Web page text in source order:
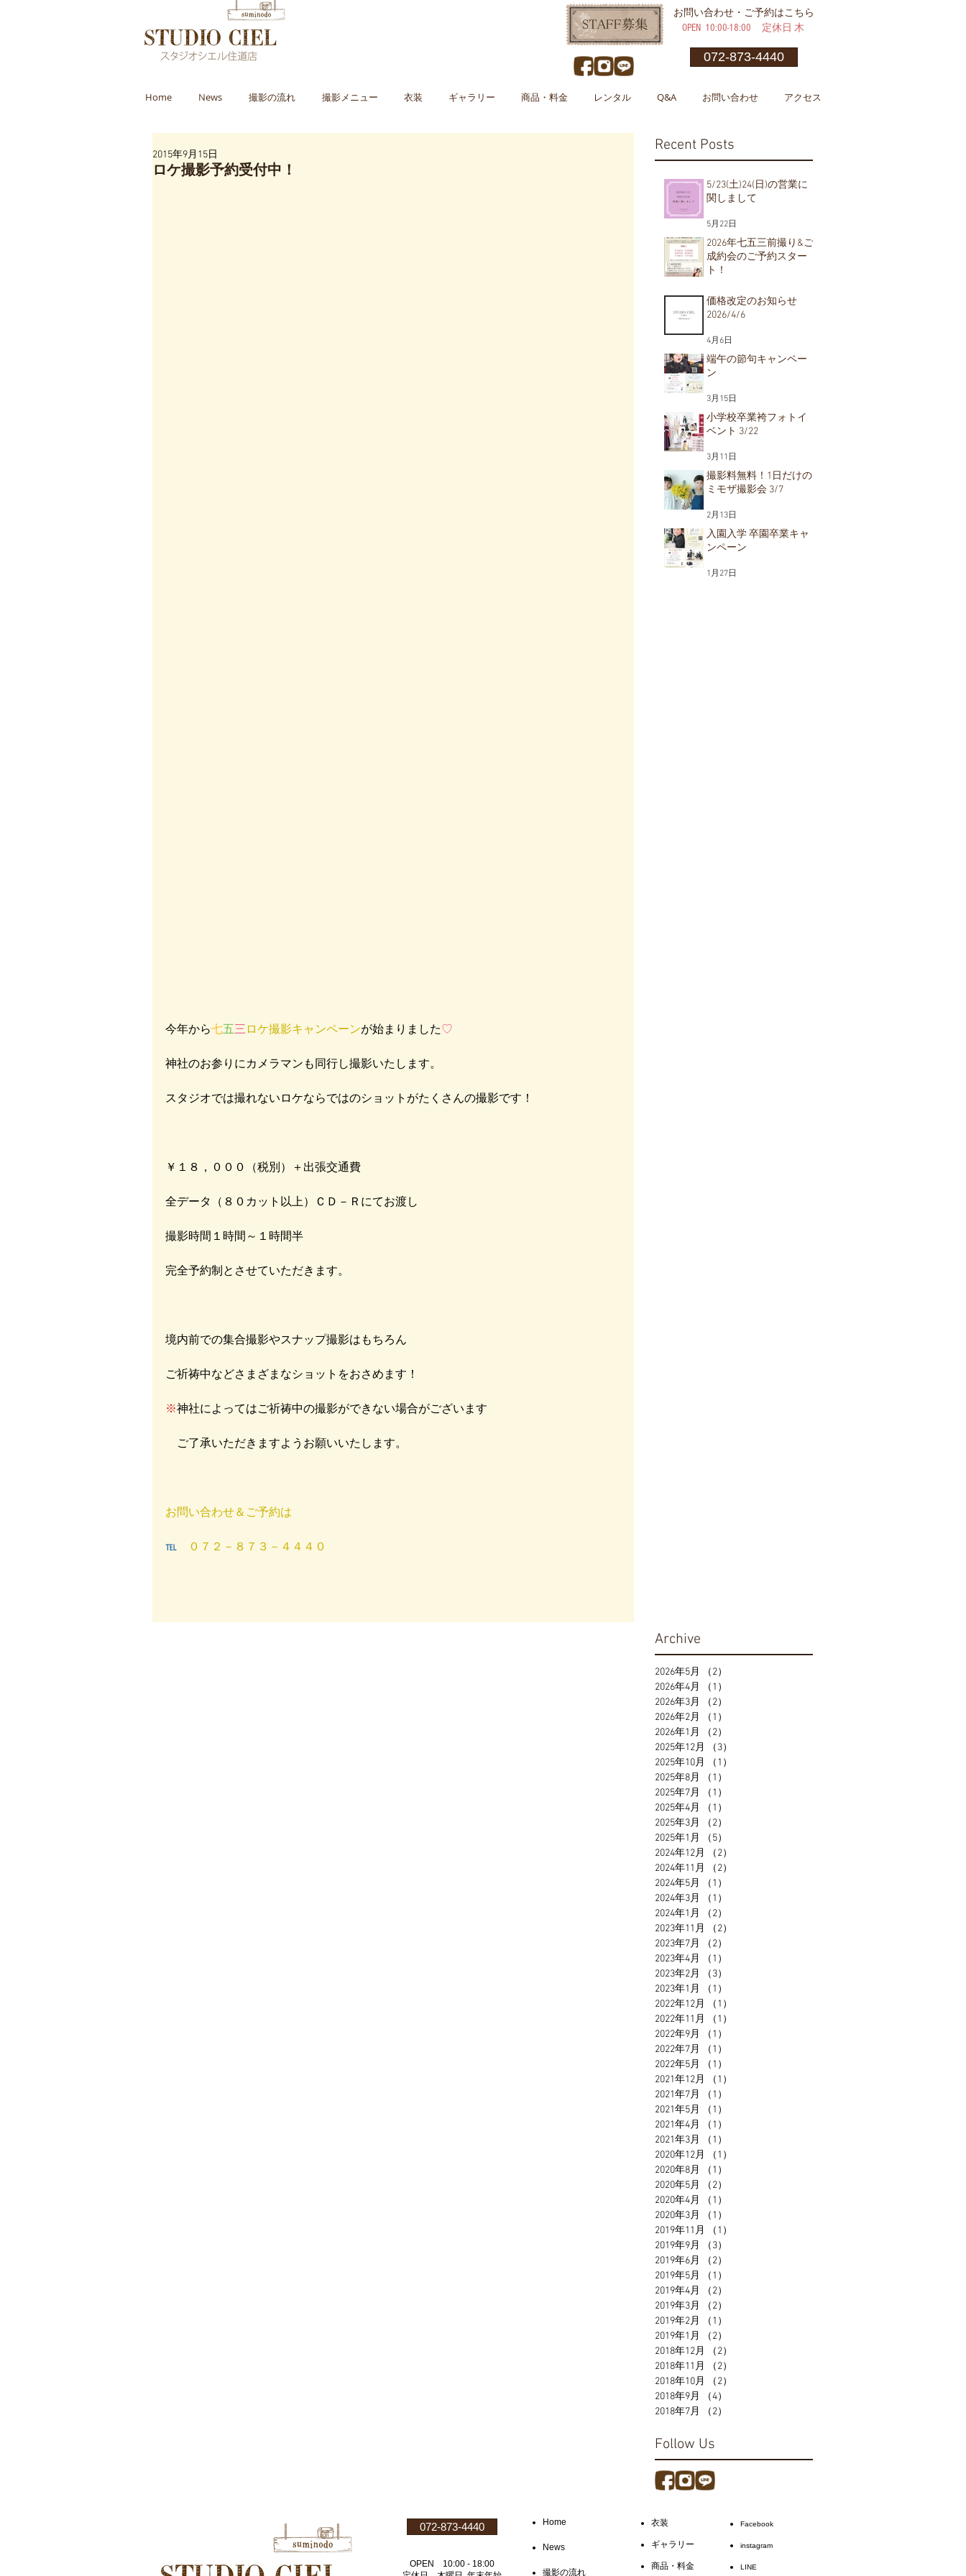
​お問い合わせ・ご予約はこちら
OPEN ​10:00-18:00 定休日 木
072-873-4440
Home News 撮影の流れ 撮影メニュー 衣装 ギャラリー 商品・料金 レンタル Q&A お問い合わせ アクセス
ロケ撮影予約受付中！
2015年9月15日
今年から七五三 ロケ撮影キャンペーンが始まりました♡
神社のお参りにカメラマンも同行し撮影いたします。
スタジオでは撮れないロケならではのショットがたくさんの撮影です！
￥１８，０００（税別）＋出張交通費
全データ（８０カット以上）ＣＤ－Ｒにてお渡し
撮影時間１時間～１時間半
完全予約制とさせていただきます。
境内前での集合撮影やスナップ撮影はもちろん
ご祈祷中などさまざまなショットをおさめます！
※神社によってはご祈祷中の撮影ができない場合がございます
ご了承いただきますようお願いいたします。
お問い合わせ＆ご予約は
℡ ０７２－８７３－４４４０
Recent Posts
5/23(土)24(日)の営業に
関しまして
5月22日
2026年七五三前撮り&ご
成約会のご予約スター
ト！
5月1日
価格改定のお知らせ
2026/4/6
4月6日
端午の節句キャンペー
ン
3月15日
小学校卒業袴フォトイ
ベント 3/22
3月11日
撮影料無料！1日だけの
ミモザ撮影会 3/7
2月13日
入園入学 卒園卒業キャ
ンペーン
1月27日
Archive
2026年5月 （2）
2026年4月
（1）
2026年3月
（2）
2026年2月
（1）
2026年1月
（2）
2025年12月
（3）
2025年10月
（1）
2025年8月
（1）
2025年7月
（1）
2025年4月
（1）
2025年3月
（2）
2025年1月
（5）
2024年12月
（2）
2024年11月
（2）
2024年5月
（1）
2024年3月
（1）
2024年1月
（2）
2023年11月
（2）
2023年7月
（2）
2023年4月
（1）
2023年2月
（3）
2023年1月
（1）
2022年12月
（1）
2022年11月
（1）
2022年9月
（1）
2022年7月
（1）
2022年5月
（1）
2021年12月
（1）
2021年7月
（1）
2021年5月
（1）
2021年4月
（1）
2021年3月
（1）
2020年12月
（1）
2020年8月
（1）
2020年5月
（2）
2020年4月
（1）
2020年3月
（1）
2019年11月
（1）
2019年9月
（3）
2019年6月
（2）
2019年5月
（1）
2019年4月
（2）
2019年3月
（2）
2019年2月
（1）
2019年1月
（2）
2018年12月
（2）
2018年11月
（2）
2018年10月
（2）
2018年9月
（4）
2018年7月
（2）
Follow Us
072-873-4440
OPEN 10:00 - 18:00
Home
News
撮影の流れ
衣装
ギャラリー
商品・料金
Facebook
instagram
LINE